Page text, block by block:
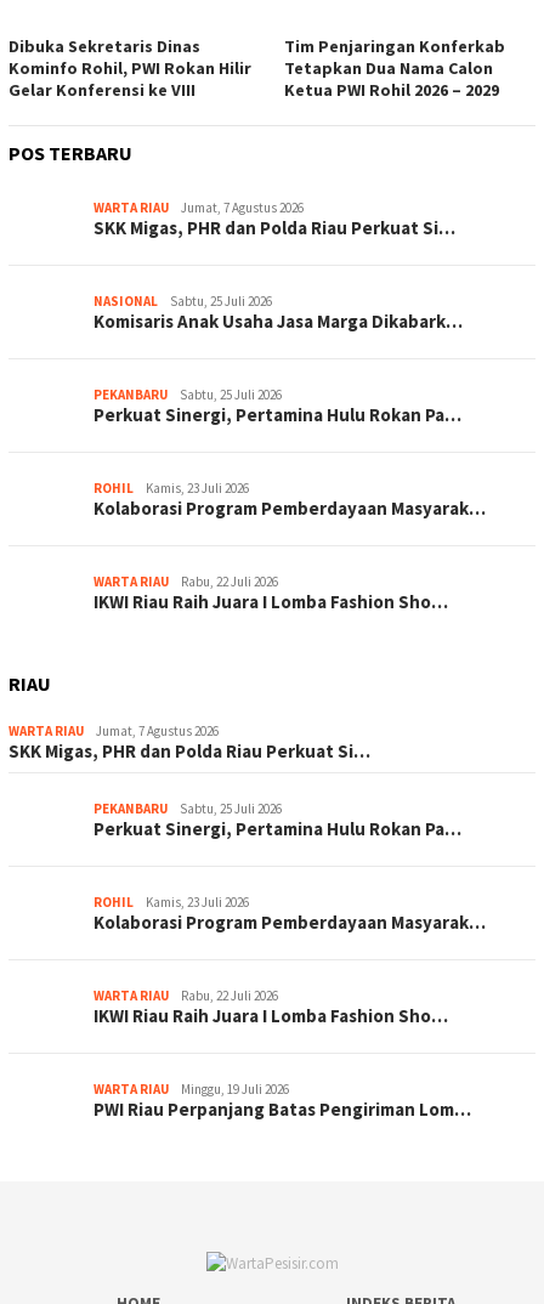
Dibuka Sekretaris Dinas
Kominfo Rohil, PWI Rokan Hilir
Gelar Konferensi ke VIII
Tim Penjaringan Konferkab
Tetapkan Dua Nama Calon
Ketua PWI Rohil 2026 – 2029
POS TERBARU
WARTA RIAU Jumat, 7 Agustus 2026
SKK Migas, PHR dan Polda Riau Perkuat Si…
NASIONAL Sabtu, 25 Juli 2026
Komisaris Anak Usaha Jasa Marga Dikabark…
PEKANBARU Sabtu, 25 Juli 2026
Perkuat Sinergi, Pertamina Hulu Rokan Pa…
ROHIL Kamis, 23 Juli 2026
Kolaborasi Program Pemberdayaan Masyarak…
WARTA RIAU Rabu, 22 Juli 2026
IKWI Riau Raih Juara I Lomba Fashion Sho…
RIAU
WARTA RIAU Jumat, 7 Agustus 2026
SKK Migas, PHR dan Polda Riau Perkuat Si…
PEKANBARU Sabtu, 25 Juli 2026
Perkuat Sinergi, Pertamina Hulu Rokan Pa…
ROHIL Kamis, 23 Juli 2026
Kolaborasi Program Pemberdayaan Masyarak…
WARTA RIAU Rabu, 22 Juli 2026
IKWI Riau Raih Juara I Lomba Fashion Sho…
WARTA RIAU Minggu, 19 Juli 2026
PWI Riau Perpanjang Batas Pengiriman Lom…